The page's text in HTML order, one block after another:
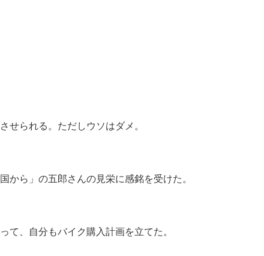
られる。ただしウソはダメ。
ら」の五郎さんの見栄に感銘を受けた。
、自分もバイク購入計画を立てた。